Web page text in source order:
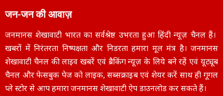
जन-जन की आवाज़
जनमानस शेखावाटी भारत का सर्वश्रेष्ठ उभरता हुआ हिंदी न्यूज़ चैनल हैं।
खबरों में निरंतरता निष्पक्षता और निडरता हमारा मूल मंत्र है। जनमानस
शेखावाटी चैनल की लाइव खबरें एवं ब्रैकिंग न्यूज़ के लिये बने रहें एवं यूट्यूब
चैनल और फेसबुक पेज को लाइक, सब्सक्राइब एवं शेयर करें साथ ही गूगल
प्ले स्टोर से आप हमारा जनमानस शेखावाटी ऐप डाउनलोड कर सकते हैं।